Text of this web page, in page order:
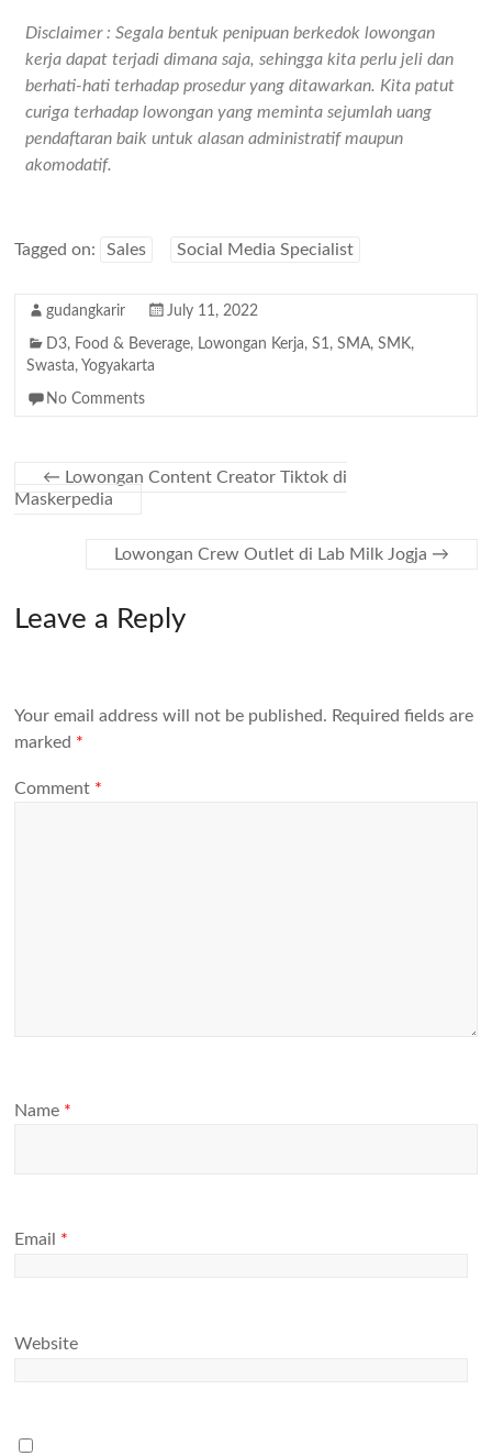
Disclaimer : Segala bentuk penipuan berkedok lowongan
kerja dapat terjadi dimana saja, sehingga kita perlu jeli dan
berhati-hati terhadap prosedur yang ditawarkan. Kita patut
curiga terhadap lowongan yang meminta sejumlah uang
pendaftaran baik untuk alasan administratif maupun
akomodatif.
Tagged on: Sales Social Media Specialist
gudangkarir July 11, 2022
D3, Food & Beverage, Lowongan Kerja,S1,SMA,SMK,
Swasta, Yogyakarta
No Comments
← Lowongan Content Creator Tiktok di
Maskerpedia
Lowongan Crew Outlet di Lab Milk Jogja →
Leave a Reply
Your email address will not be published. Required fields are
marked *
Comment *
Name *
Email *
Website